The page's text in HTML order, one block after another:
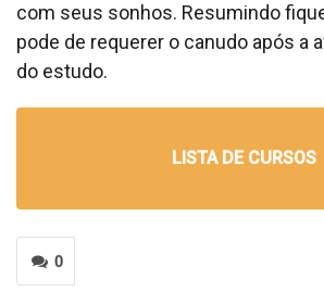
com seus sonhos. Resumindo
pode de requerer o canudo após a
do estudo.
LISTA DE CURSOS
0